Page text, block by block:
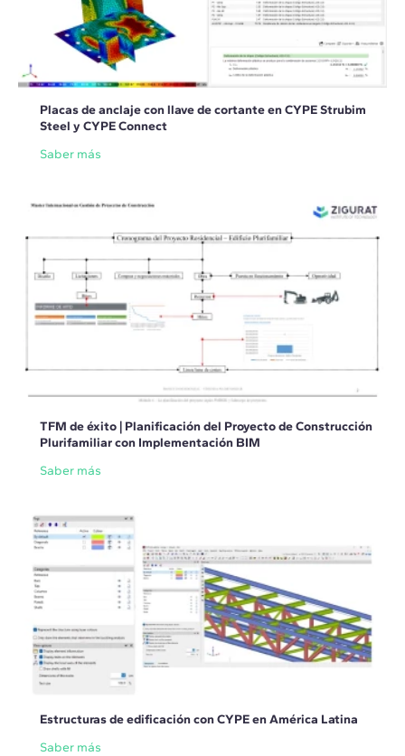
Placas de anclaje con llave de cortante en CYPE Strubim
Steel y CYPE Connect
Saber más
TFM de éxito | Planificación del Proyecto de Construcción
Plurifamiliar con Implementación BIM
Saber más
Estructuras de edificación con CYPE en América Latina
Saber más